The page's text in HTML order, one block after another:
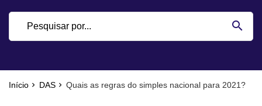
search
Início DAS Quais as regras do simples nacional para 2021?